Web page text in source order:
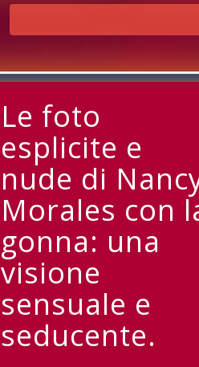
Le foto
esplicite e
nude di
Morales con
gonna: una
visione
sensuale e
seducente.